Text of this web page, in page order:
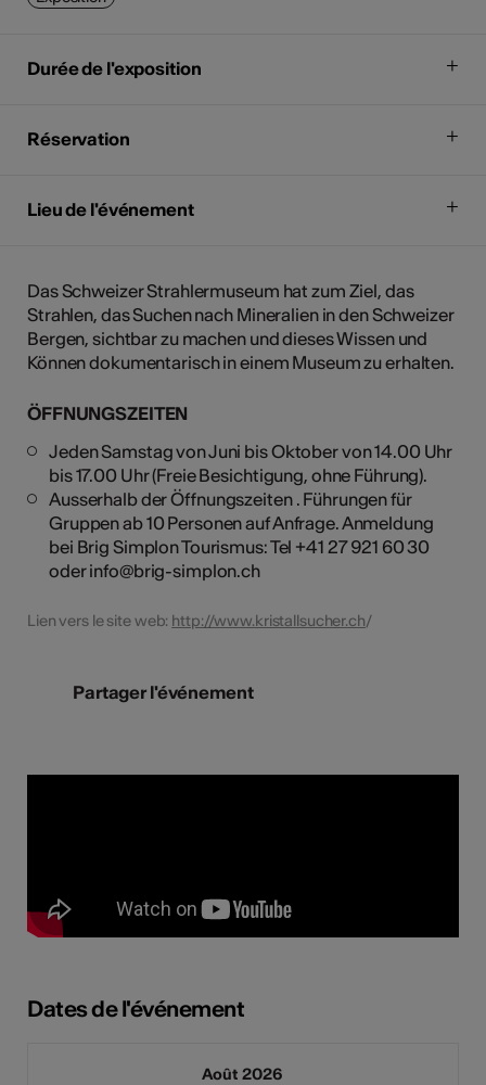
Durée de l'exposition
Réservation
Lieu de l'événement
Das Schweizer Strahlermuseum hat zum Ziel, das
Strahlen, das Suchen nach Mineralien in den Schweizer
Bergen, sichtbar zu machen und dieses Wissen und
Können dokumentarisch in einem Museum zu erhalten.
ÖFFNUNGSZEITEN
Jeden Samstag von Juni bis Oktober von 14.00 Uhr
bis 17.00 Uhr (Freie Besichtigung, ohne Führung).
Ausserhalb der Öffnungszeiten . Führungen für
Gruppen ab 10 Personen auf Anfrage. Anmeldung
bei Brig Simplon Tourismus: Tel +41 27 921 60 30
oder info@brig-simplon.ch
Lien vers le site web: http://www.kristallsucher.ch/
Partager l'événement
Dates de l'événement
Août 2026